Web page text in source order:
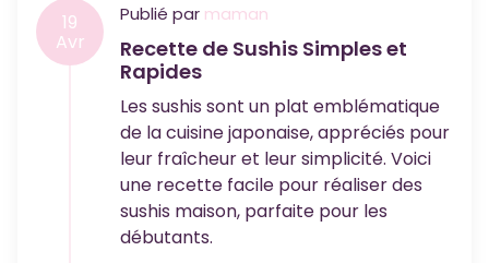
19
Avr
Publié par maman
Recette de Sushis Simples et
Rapides
Les sushis sont un plat emblématique
de la cuisine japonaise, appréciés pour
leur fraîcheur et leur simplicité. Voici
une recette facile pour réaliser des
sushis maison, parfaite pour les
débutants.